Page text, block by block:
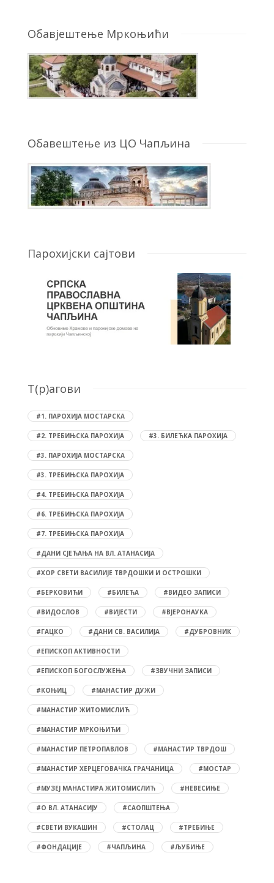
Обавјештење Мркоњићи
Обавештење из ЦО Чапљина
Парохијски сајтови
T(р)агови
#1. ПАРОХИЈА МОСТАРСКА
#2. ТРЕБИЊСКА ПАРОХИЈА #3. БИЛЕЋКА ПАРОХИЈА
#3. ПАРОХИЈА МОСТАРСКА
#3. ТРЕБИЊСКА ПАРОХИЈА
#4. ТРЕБИЊСКА ПАРОХИЈА
#6. ТРЕБИЊСКА ПАРОХИЈА
#7. ТРЕБИЊСКА ПАРОХИЈА
#ДАНИ СЈЕЋАЊА НА ВЛ. АТАНАСИЈА
#ХОР СВЕТИ ВАСИЛИЈЕ ТВРДОШКИ И ОСТРОШКИ
#БЕРКОВИЋИ #БИЛЕЋА #ВИДЕО ЗАПИСИ
#ВИДОСЛОВ #ВИЈЕСТИ #ВЈЕРОНАУКА
#ГАЦКО #ДАНИ СВ. ВАСИЛИЈА #ДУБРОВНИК
#ЕПИСКОП АКТИВНОСТИ
#ЕПИСКОП БОГОСЛУЖЕЊА #ЗВУЧНИ ЗАПИСИ
#КОЊИЦ #МАНАСТИР ДУЖИ
#МАНАСТИР ЖИТОМИСЛИЋ
#МАНАСТИР МРКОЊИЋИ
#МАНАСТИР ПЕТРОПАВЛОВ #МАНАСТИР ТВРДОШ
#МАНАСТИР ХЕРЦЕГОВАЧКА ГРАЧАНИЦА #МОСТАР
#МУЗЕЈ МАНАСТИРА ЖИТОМИСЛИЋ #НЕВЕСИЊЕ
#О ВЛ. АТАНАСИЈУ #САОПШТЕЊА
#СВЕТИ ВУКАШИН #СТОЛАЦ #ТРЕБИЊЕ
#ФОНДАЦИЈЕ #ЧАПЉИНА #ЉУБИЊЕ